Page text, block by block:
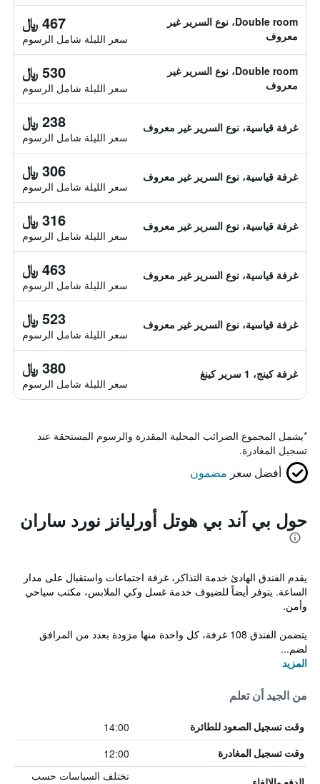
Double room، نوع السرير غير
معروف
467 ﷼
سعر الليلة شامل الرسوم
Double room، نوع السرير غير
معروف
530 ﷼
سعر الليلة شامل الرسوم
غرفة قياسية، نوع السرير غير معروف 238 ﷼
سعر الليلة شامل الرسوم
غرفة قياسية، نوع السرير غير معروف 306 ﷼
سعر الليلة شامل الرسوم
غرفة قياسية، نوع السرير غير معروف 316 ﷼
سعر الليلة شامل الرسوم
غرفة قياسية، نوع السرير غير معروف 463 ﷼
سعر الليلة شامل الرسوم
غرفة قياسية، نوع السرير غير معروف 523 ﷼
سعر الليلة شامل الرسوم
غرفة كينج، 1 سرير كينغ 380 ﷼
سعر الليلة شامل الرسوم
*يشمل المجموع الضرائب المحلية المقدرة والرسوم المستحقة عند
تسجيل المغادرة.
أفضل سعر مضمون
حول بي آند بي هوتل أورليانز نورد ساران
يقدم الفندق الهادئ خدمة التذاكر، غرفة اجتماعات واستقبال على مدار
الساعة. يتوفر أيضاً للضيوف خدمة غسل وكي الملابس، مكتب سياحي
وأمن.
يتضمن الفندق 108 غرفة، كل واحدة منها مزودة بعدد من المرافق
لضم...
المزيد
من الجيد أن تعلم
وقت تسجيل الصعود للطائرة 14:00
وقت تسجيل المغادرة 12:00
تختلف السياسات حسب